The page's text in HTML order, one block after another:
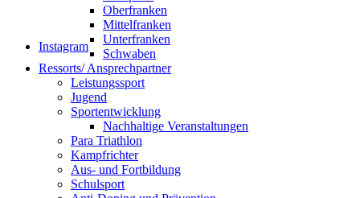
Instagram
Oberfranken
Mittelfranken
Unterfranken
Schwaben
Ressorts/ Ansprechpartner
Leistungssport
Jugend
Sportentwicklung
Nachhaltige Veranstaltungen
Para Triathlon
Kampfrichter
Aus- und Fortbildung
Schulsport